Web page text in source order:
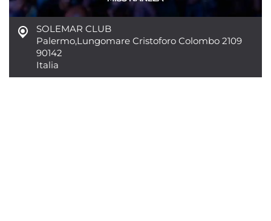
SOLEMAR CLUB
Palermo,Lungomare Cristoforo Colombo 2109
90142
Italia